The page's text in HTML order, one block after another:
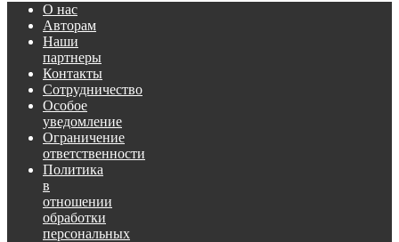
О нас
Авторам
Наши
партнеры
Контакты
Сотрудничество
Особое
уведомление
Ограничение
ответственности
Политика
в
отношении
обработки
персональных